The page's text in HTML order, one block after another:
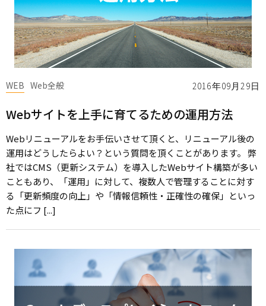
2016年09月29日
WEB Web全般
Webサイトを上手に育てるための運用方法
Webリニューアルをお手伝いさせて頂くと、リニューアル後の
運用はどうしたらよい？という質問を頂くことがあります。 弊
社ではCMS（更新システム）を導入したWebサイト構築が多い
こともあり、「運用」に対して、複数人で管理することに対す
る「更新頻度の向上」や「情報信頼性・正確性の確保」といっ
た点にフ [...]